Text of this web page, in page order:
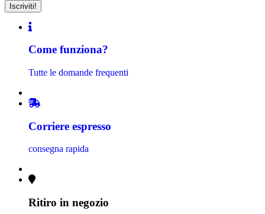
Come funziona?
Tutte le domande frequenti
Corriere espresso
consegna rapida
Ritiro in negozio